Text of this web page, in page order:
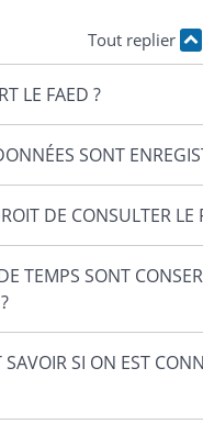
Tout replier
LE FAED ?
SONT
DE CONSULTER LE
TEMPS SONT
SI ON EST